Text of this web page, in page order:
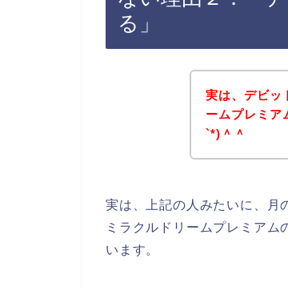
る」
実は、デビッ
ームプレミア
`*)＾＾
実は、上記の人みたいに、月
ミラクルドリームプレミア
います。